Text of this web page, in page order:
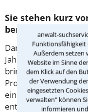
anwalt-
Funktionsfähigkeit
Außerdem setzen
Website im Sinne
dem Klick auf den
der Verwendung
eingesetzten
verwalten" können
informieren
Sie stehen kurz
benötigen
Damit sind Sie nicht
Jahr für Jahr viele
bringt dieser Schritt
Problemen mit sich.
ein Trennungsjahr
entsprechenden